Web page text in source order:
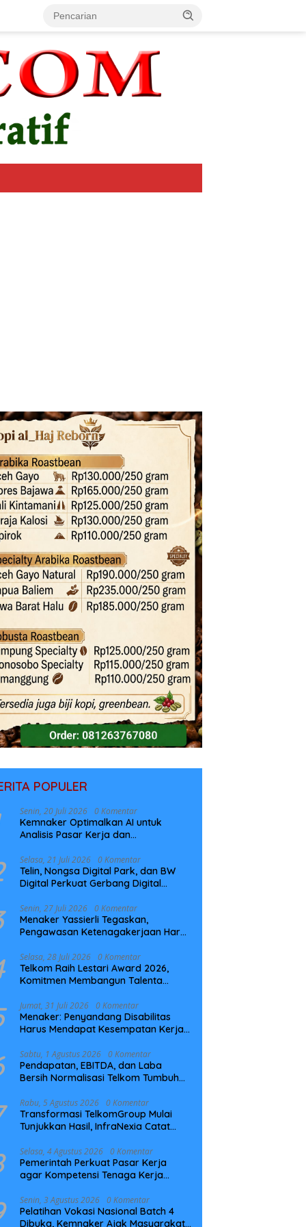
POPULER
Senin, 20 Juli 2026 0 Komentar
Kemnaker Optimalkan AI untuk
Analisis Pasar Kerja dan
Selasa, 21 Juli 2026 0 Komentar
Telin, Nongsa Digital Park, dan BW
Digital Perkuat Gerbang Digital
NCC
Senin, 27 Juli 2026 0 Komentar
Menaker Yassierli Tegaskan,
Pengawasan Ketenagakerjaan Harus
Selasa, 28 Juli 2026 0 Komentar
Telkom Raih Lestari Award 2026,
Komitmen Membangun Talenta
Jumat, 31 Juli 2026 0 Komentar
Menaker: Penyandang Disabilitas
Harus Mendapat Kesempatan Kerja
Sabtu, 1 Agustus 2026 0 Komentar
Pendapatan, EBITDA, dan Laba
Bersih Normalisasi Telkom Tumbuh
Rabu, 5 Agustus 2026 0 Komentar
Transformasi TelkomGroup Mulai
Tunjukkan Hasil, InfraNexia Catat
Digital Nasional
Selasa, 4 Agustus 2026 0 Komentar
Pemerintah Perkuat Pasar Kerja
agar Kompetensi Tenaga Kerja
Senin, 3 Agustus 2026 0 Komentar
Pelatihan Vokasi Nasional Batch 4
Dibuka, Kemnaker Ajak Masyarakat